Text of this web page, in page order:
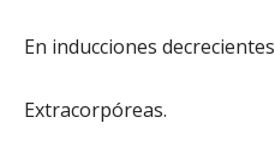
En inducciones decrecientes
Extracorpóreas.